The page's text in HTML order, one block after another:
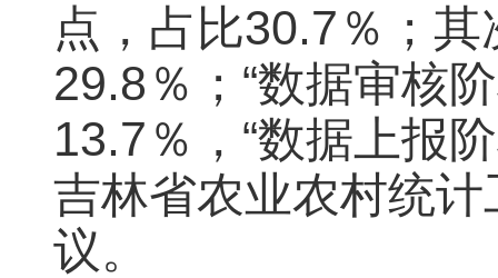
点，占比30.7％；其
29.8％；“数据审核
13.7％，“数据上报
吉林省农业农村统
议。